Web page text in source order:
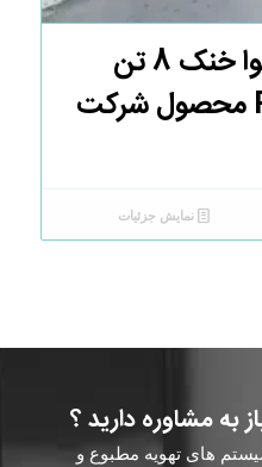
قیمت مینی چیلر هوا خنک 8 تن
مدل RAD-SLA82 محصول شرکت
نمایش جزئیات
به مشاوره دارید ؟
های تهویه مطبوع و